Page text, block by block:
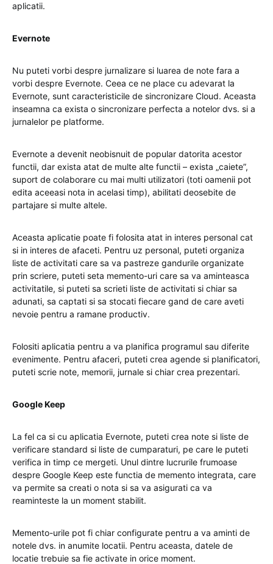
aplicatii.
Evernote
Nu puteti vorbi despre jurnalizare si luarea de note fara a
vorbi despre Evernote. Ceea ce ne place cu adevarat la
Evernote, sunt caracteristicile de sincronizare Cloud. Aceasta
inseamna ca exista o sincronizare perfecta a notelor dvs. si a
jurnalelor pe platforme.
Evernote a devenit neobisnuit de popular datorita acestor
functii, dar exista atat de multe alte functii – exista „caiete”,
suport de colaborare cu mai multi utilizatori (toti oamenii pot
edita aceeasi nota in acelasi timp), abilitati deosebite de
partajare si multe altele.
Aceasta aplicatie poate fi folosita atat in interes personal cat
si in interes de afaceti. Pentru uz personal, puteti organiza
liste de activitati care sa va pastreze gandurile organizate
prin scriere, puteti seta memento-uri care sa va aminteasca
activitatile, si puteti sa scrieti liste de activitati si chiar sa
adunati, sa captati si sa stocati fiecare gand de care aveti
nevoie pentru a ramane productiv.
Folositi aplicatia pentru a va planifica programul sau diferite
evenimente. Pentru afaceri, puteti crea agende si planificatori,
puteti scrie note, memorii, jurnale si chiar crea prezentari.
Google Keep
La fel ca si cu aplicatia Evernote, puteti crea note si liste de
verificare standard si liste de cumparaturi, pe care le puteti
verifica in timp ce mergeti. Unul dintre lucrurile frumoase
despre Google Keep este functia de memento integrata, care
va permite sa creati o nota si sa va asigurati ca va
reaminteste la un moment stabilit.
Memento-urile pot fi chiar configurate pentru a va aminti de
notele dvs. in anumite locatii. Pentru aceasta, datele de
locatie trebuie sa fie activate in orice moment.